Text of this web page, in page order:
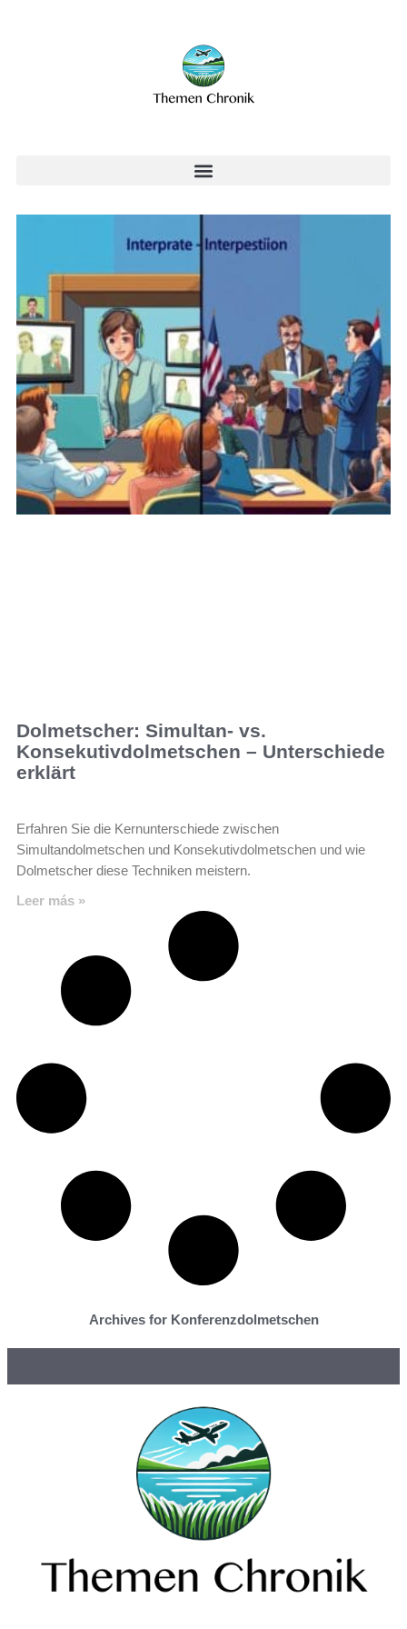
Dolmetscher: Simultan- vs.
Konsekutivdolmetschen – Unterschiede
erklärt
Erfahren Sie die Kernunterschiede zwischen
Simultandolmetschen und Konsekutivdolmetschen und wie
Dolmetscher diese Techniken meistern.
Leer más »
Archives for Konferenzdolmetschen